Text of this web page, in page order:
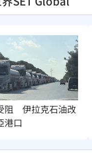
阻　伊拉克石油改
港口